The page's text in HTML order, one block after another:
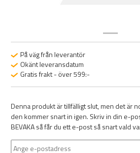
På väg från leverantör
Okänt leveransdatum
Gratis frakt - över 599:-
Denna produkt är tillfälligt slut, men det är
den kommer snart in igen. Skriv in din e-
BEVAKA så får du ett e-post så snart vald